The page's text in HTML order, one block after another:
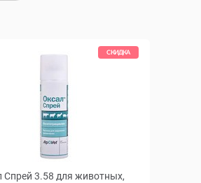
СКИДКА
Спрей 3.58 для животных,